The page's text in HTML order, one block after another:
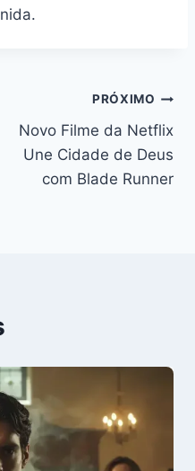
PRÓXIMO
Novo Filme da Netflix
Une Cidade de Deus
com Blade Runner